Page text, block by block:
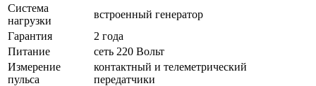
Система
нагрузки
встроенный генератор
Гарантия
2 года
Питание
сеть 220 Вольт
Измерение
пульса
контактный и телеметрический
передатчики